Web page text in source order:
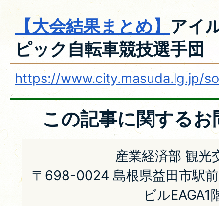
【大会結果まとめ】アイ
ピック自転車競技選手団
https://www.city.masuda.lg.jp/
この記事に関する
産業経済部 観光
〒698-0024 島根県益田市駅
ビルEAGA1